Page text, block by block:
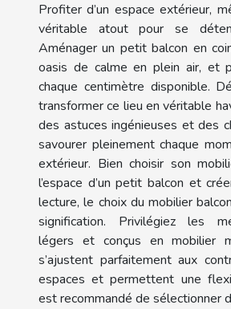
Profiter d’un espace extérieur,
véritable atout pour se
Aménager un petit balcon en
oasis de calme en plein air, et
chaque centimètre disponible.
transformer ce lieu en véritable
des astuces ingénieuses et des
savourer pleinement chaque
extérieur. Bien choisir son
l’espace d’un petit balcon et
lecture, le choix du mobilier
signification. Privilégiez les
légers et conçus en mobilier
s’ajustent parfaitement aux
espaces et permettent une
est recommandé de sélectionner